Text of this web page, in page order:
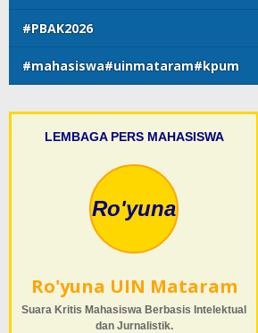
#PBAK2026
#mahasiswa#uinmataram#kpum
LEMBAGA PERS MAHASISWA
Ro'yuna
Ro'yuna UIN Mataram
Suara Kritis Mahasiswa Berbasis Intelektual
dan Jurnalistik.